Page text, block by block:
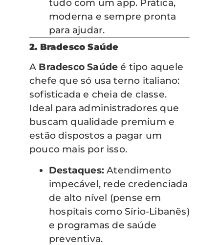
tudo com um app. Prática,
moderna e sempre pronta
para ajudar.
2. Bradesco Saúde
A Bradesco Saúde é tipo aquele
chefe que só usa terno italiano:
sofisticada e cheia de classe.
Ideal para administradores que
buscam qualidade premium e
estão dispostos a pagar um
pouco mais por isso.
Destaques: Atendimento
impecável, rede credenciada
de alto nível (pense em
hospitais como Sírio-Libanês)
e programas de saúde
preventiva.